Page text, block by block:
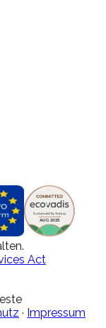
Act
· Impressum